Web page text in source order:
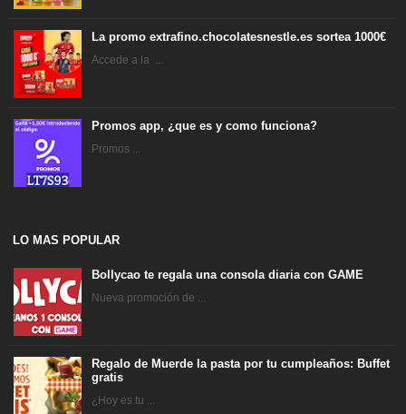
La promo extrafino.chocolatesnestle.es sortea 1000€
Accede a la ...
Promos app, ¿que es y como funciona?
Promos ...
LO MAS POPULAR
Bollycao te regala una consola diaria con GAME
Nueva promoción de ...
Regalo de Muerde la pasta por tu cumpleaños: Buffet
gratis
¿Hoy es tu ...